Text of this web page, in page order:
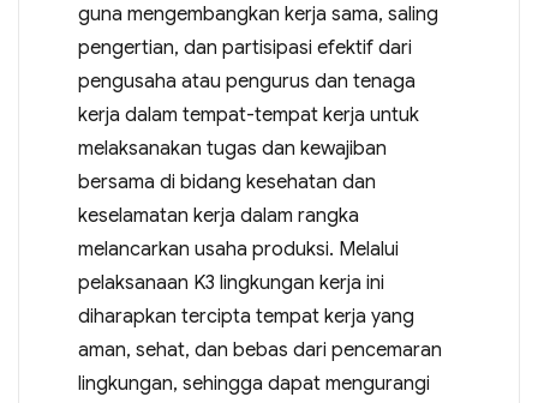
guna mengembangkan kerja sama, saling
pengertian, dan partisipasi efektif dari
pengusaha atau pengurus dan tenaga
kerja dalam tempat-tempat kerja untuk
melaksanakan tugas dan kewajiban
bersama di bidang kesehatan dan
keselamatan kerja dalam rangka
melancarkan usaha produksi. Melalui
pelaksanaan K3 lingkungan kerja ini
diharapkan tercipta tempat kerja yang
aman, sehat, dan bebas dari pencemaran
lingkungan, sehingga dapat mengurangi